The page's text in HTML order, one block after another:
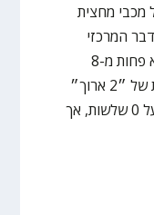
מחצית
הובילו 38:42. הדבר המרכזי
שבלט הוא השלשות – מכבי קלעה לא פחות מ-8
במחצית הראשונה, והיו לה גם זריקות של ״2 ארוך״
שצללו פנימה. וירושלים? היא עמדה על 0 שלשות, אך